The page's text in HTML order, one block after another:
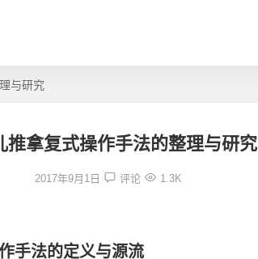
与研究
推拿复式操作手法的整理与研究
2017年9月1日 评论 1.3K
手法的定义与源流